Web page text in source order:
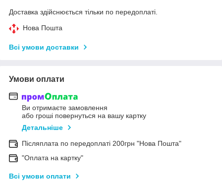
Доставка здійснюється тільки по передоплаті.
Нова Пошта
Всі умови доставки
Умови оплати
Ви отримаєте замовлення
або гроші повернуться на вашу картку
Детальніше
Післяплата по передоплаті 200грн "Нова Пошта"
"Оплата на картку"
Всі умови оплати